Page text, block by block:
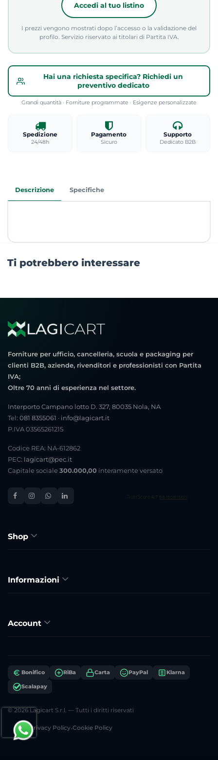
Accedi al tuo listino
I prezzi vengono mostrati dopo l’accesso o la validazione del
profilo. Servizio riservato ai titolari di Partita IVA.
Hai una richiesta specifica? Richiedi un
preventivo dedicato
Grandi quantità · Forniture programmate · Esigenze personalizzate
Spedizione
24/48h
Pagamento
Sicuro
Supporto
Dedicato B2B
Descrizione Specifiche
Ti potrebbero interessare
Forniture per ufficio, cancelleria, scuola e packaging per
clienti B2B, aziende, rivenditori e professionisti con Partita
IVA;
Oltre 70 anni di esperienza nel settore.
Interporto Campano lotto D. 327, 80035 Nola, NA
Tel: 081 8355061 · info@lagicart.it
P.IVA 03565261215
Codice REA: NA-612862
PEC: lagicart@pec.it
Capitale sociale 300.000,00 interamente versato
Shop
Informazioni
Account
Bonifico RiBa Carta PayPal Klarna
Scalapay
© 2026 Lagicart S.r.l. — Tutti i diritti riservati
Privacy Policy•Cookie Policy